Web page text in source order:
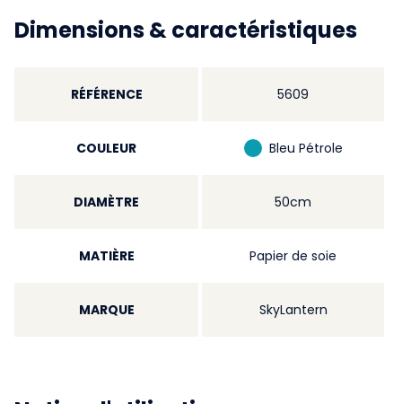
Dimensions & caractéristiques
RÉFÉRENCE 5609
COULEUR Bleu Pétrole
DIAMÈTRE 50cm
MATIÈRE Papier de soie
MARQUE SkyLantern